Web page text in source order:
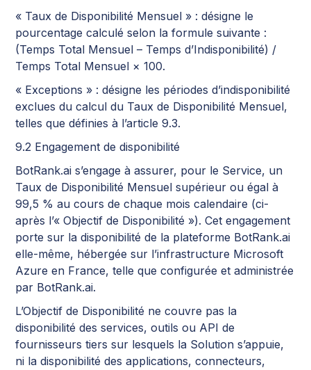
« Taux de Disponibilité Mensuel » : désigne le
pourcentage calculé selon la formule suivante :
(Temps Total Mensuel – Temps d’Indisponibilité) /
Temps Total Mensuel × 100.
« Exceptions » : désigne les périodes d’indisponibilité
exclues du calcul du Taux de Disponibilité Mensuel,
telles que définies à l’article 9.3.
9.2 Engagement de disponibilité
BotRank.ai s’engage à assurer, pour le Service, un
Taux de Disponibilité Mensuel supérieur ou égal à
99,5 % au cours de chaque mois calendaire (ci-
après l’« Objectif de Disponibilité »). Cet engagement
porte sur la disponibilité de la plateforme BotRank.ai
elle-même, hébergée sur l’infrastructure Microsoft
Azure en France, telle que configurée et administrée
par BotRank.ai.
L’Objectif de Disponibilité ne couvre pas la
disponibilité des services, outils ou API de
fournisseurs tiers sur lesquels la Solution s’appuie,
ni la disponibilité des applications, connecteurs,